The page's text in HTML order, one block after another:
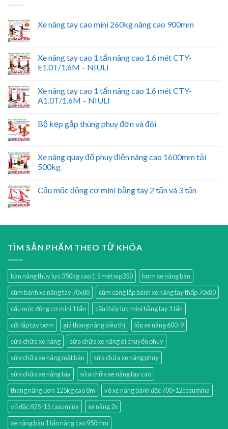
Xe nâng tay cao mini 260kg nâng cao 900mm
Xe nâng tay cao 1 tấn nâng cao 1.6 mét CTY-
E1.0T/1.6M – NIULI
Xe nâng tay cao 1 tấn nâng cao 1.6 mét CTY-
A1.0T/1.6M – NIULI
Bộ kẹp gắp thùng phuy đơn và đôi
Xe nâng quay đổ phuy điện nâng cao 1600mm tải
500kg
Cẩu mốc động cơ mini bằng tay 2 tấn và 3 tấn
TÌM SẢN PHẨM THEO TỪ KHÓA
bàn nâng thủy lực 350kg cao 1.5 mét wp350
bơm xe nâng bàn
cùm bánh xe nâng tay 70x80
cùm càng lắp bánh xe nâng tay thấp 70x80
cẩu móc động cơ mini 1 tấn
cẩu thủy lực mini bằng tay 1 tấn
cốt lắp tay bơm
giá thang nâng siêu thị
lốp xe nâng 600-9
sửa chữa xe nâng
sửa chữa xe nâng di chuyển phuy
sửa chữa xe nâng mặt bàn
sửa chữa xe nâng phuy
sửa chữa xe nâng tay
sửa chữa xe nâng tay cao
thang nâng đơn 125kg cao 8m
vỏ xe nâng bánh đặc 700-12casumina
vỏ đặc 825-15 casumina
xe nâng 2x
xe nâng bàn 1 tấn nâng cao 950mm